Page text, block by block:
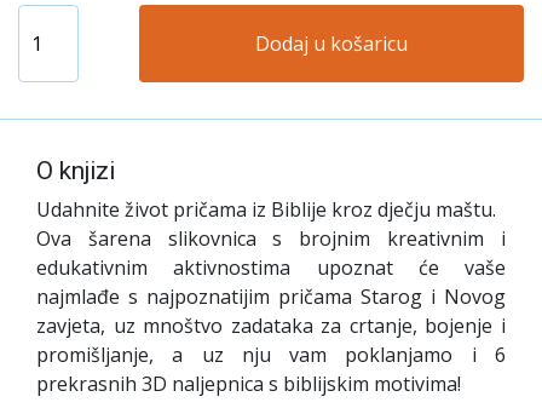
Dodaj u košaricu
O knjizi
Udahnite život pričama iz Biblije kroz dječju maštu.
Ova šarena slikovnica s brojnim kreativnim i
edukativnim aktivnostima upoznat će vaše
najmlađe s najpoznatijim pričama Starog i Novog
zavjeta, uz mnoštvo zadataka za crtanje, bojenje i
promišljanje, a uz nju vam poklanjamo i 6
prekrasnih 3D naljepnica s biblijskim motivima!